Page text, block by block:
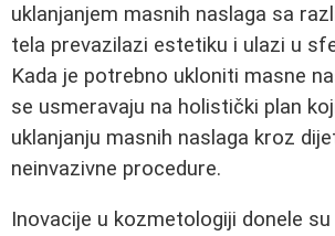
uklanjanjem masnih naslaga sa
tela prevazilazi estetiku i ulazi u
Kada je potrebno ukloniti masne
se usmeravaju na holistički plan
uklanjanju masnih naslaga kroz
neinvazivne procedure.
Inovacije u kozmetologiji donele